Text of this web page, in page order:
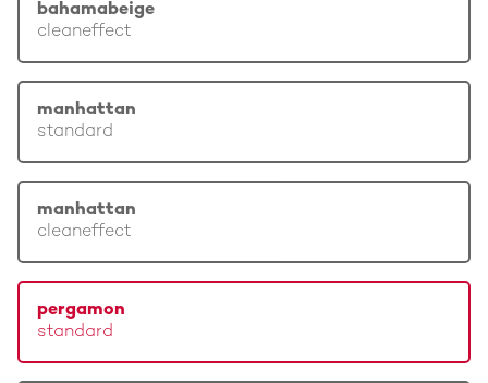
bahamabeige
cleaneffect
manhattan
standard
manhattan
cleaneffect
pergamon
standard